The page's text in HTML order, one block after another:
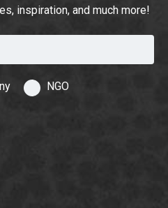
inspiration, and much more!
NGO